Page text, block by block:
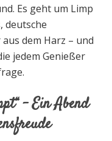
Es geht um Limp
deutsche
dem Harz – und
jedem Genießer
– Ein Abend